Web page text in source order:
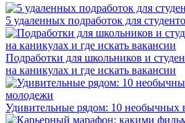
5 удаленных подработок для
Подработки для школьников и
на каникулах и где искать вакансии
Удивительные рядом: 10 необычных